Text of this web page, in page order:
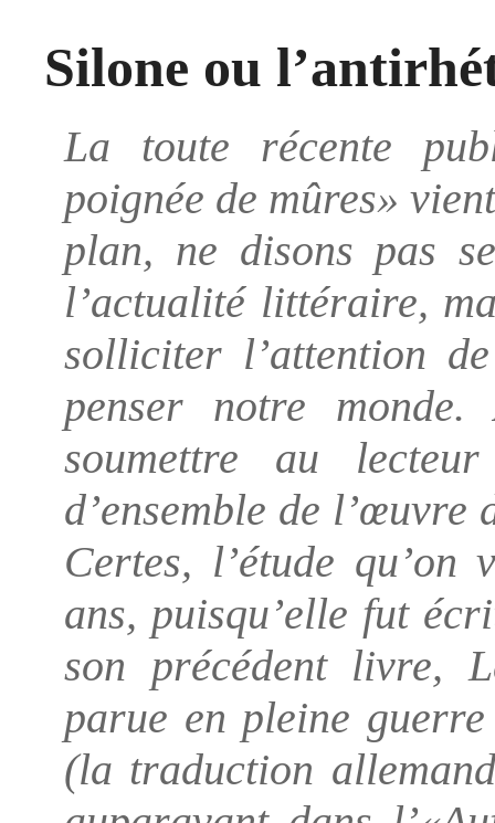
Silone ou
La toute récente
poignée de mûres»
plan, ne disons pas
l’actualité littéraire,
solliciter l’attention
penser notre
soumettre au
d’ensemble de
Certes, l’étude
ans, puisqu’elle fut
son précédent livre,
parue en pleine
(la traduction